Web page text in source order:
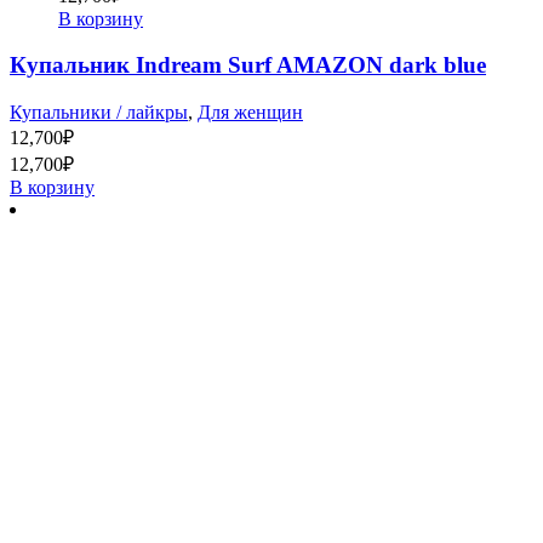
В корзину
Купальник Indream Surf AMAZON dark blue
Купальники / лайкры, Для женщин
12,700₽
12,700₽
В корзину